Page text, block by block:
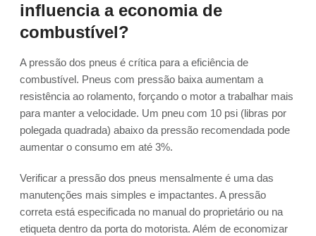
influencia a economia de
combustível?
A pressão dos pneus é crítica para a eficiência de
combustível. Pneus com pressão baixa aumentam a
resistência ao rolamento, forçando o motor a trabalhar mais
para manter a velocidade. Um pneu com 10 psi (libras por
polegada quadrada) abaixo da pressão recomendada pode
aumentar o consumo em até 3%.
Verificar a pressão dos pneus mensalmente é uma das
manutenções mais simples e impactantes. A pressão
correta está especificada no manual do proprietário ou na
etiqueta dentro da porta do motorista. Além de economizar